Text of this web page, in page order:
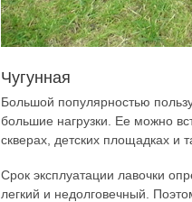
Чугунная
Большой популярностью
большие нагрузки. Ее можно
скверах, детских площадках и
Срок эксплуатации лавочки
легкий и недолговечный.